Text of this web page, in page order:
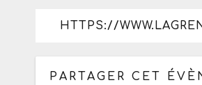
HTTPS://
PARTAGER CET